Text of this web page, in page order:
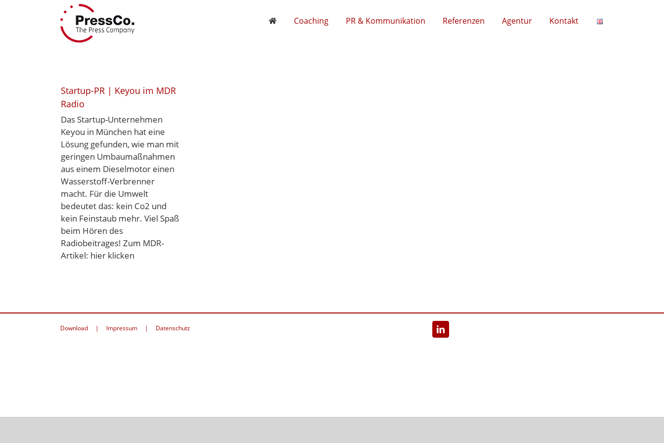
Coaching PR & Kommunikation Referenzen Agentur Kontakt
Startup-PR | Keyou im MDR
Radio
Das Startup-Unternehmen
Keyou in München hat eine
Lösung gefunden, wie man mit
geringen Umbaumaßnahmen
aus einem Dieselmotor einen
Wasserstoff-Verbrenner
macht. Für die Umwelt
bedeutet das: kein Co2 und
kein Feinstaub mehr. Viel Spaß
beim Hören des
Radiobeitrages! Zum MDR-
Artikel: hier klicken
Download Impressum Datenschutz